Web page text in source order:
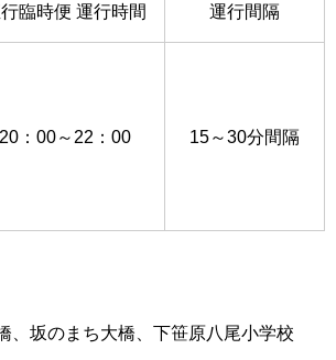
臨時便 運行時間 運行間隔
20：00～22：00 15～30分間隔
、坂のまち大橋、下笹原八尾小学校